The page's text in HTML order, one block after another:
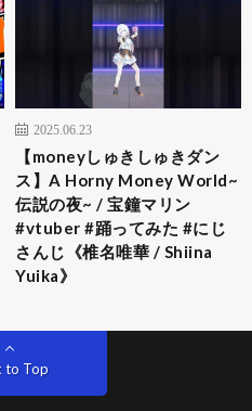
2025.06.23
【moneyしゅきしゅきダン
ス】A Horny Money World~
伝説の夜~ / 宝鐘マリン
#vtuber #踊ってみた #にじ
さんじ《椎名唯華 / Shiina
Yuika》
to Top